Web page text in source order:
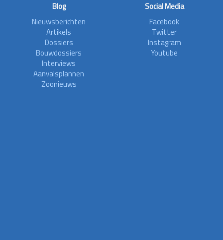
Blog
Nieuwsberichten
Artikels
Dossiers
Bouwdossiers
Interviews
Aanvalsplannen
Zoonieuws
Social Media
Facebook
Twitter
Instagram
Youtube